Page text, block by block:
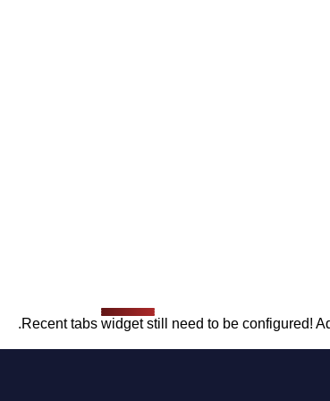
Recent tabs widget still need to be configured!